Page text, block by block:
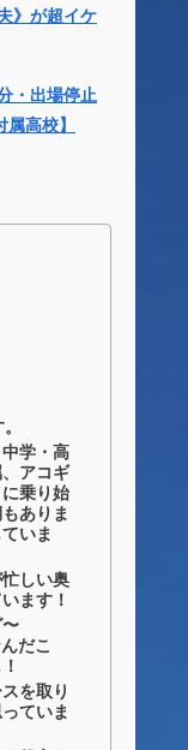
》が超イケ
・出場停止
高校】
学・高
アコギ
乗り始
ありま
いま
しい奥
ます！
だこ
を取り
ていま